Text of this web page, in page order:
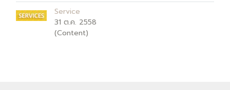
Service
31 ต.ค. 2558
(Content)